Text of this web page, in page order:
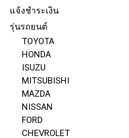
แจ้งชำระเงิน
รุ่นรถยนต์
TOYOTA
HONDA
ISUZU
MITSUBISHI
MAZDA
NISSAN
FORD
CHEVROLET